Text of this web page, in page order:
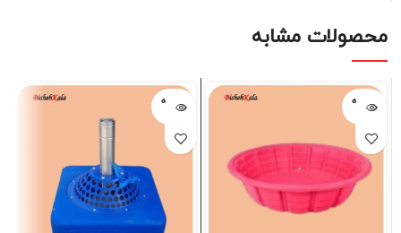
محصولات مشابه
فروخته
شده
فروخته
شده